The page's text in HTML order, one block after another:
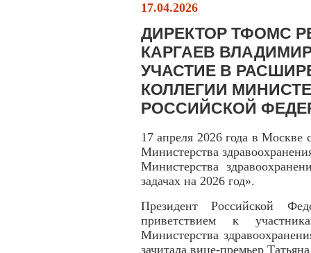
17.04.2026
ДИРЕКТОР ТФОМС
КАРГАЕВ
УЧАСТИЕ В
КОЛЛЕГИИ
РОССИЙСКОЙ
17 апреля 2026 года в Москве
Министерства
Министерства
задачах на 2026 год».
Президент Российской
приветствием к
Министерства
зачитала вице-премьер